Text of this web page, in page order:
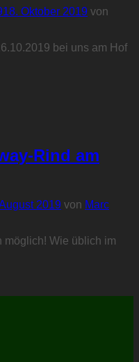
18. Oktober 2019 von
bei uns am Hof
Rind am
2019 von Marc
möglich! Wie üblich im